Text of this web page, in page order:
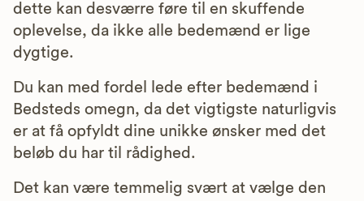
dette kan desværre føre til en skuffende
oplevelse, da ikke alle bedemænd er lige
dygtige.
Du kan med fordel lede efter bedemænd i
Bedsteds omegn, da det vigtigste naturligvis
er at få opfyldt dine unikke ønsker med det
beløb du har til rådighed.
Det kan være temmelig svært at vælge den